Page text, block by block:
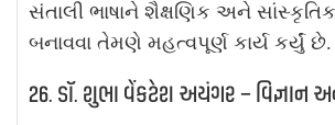
સંતાલી ભાષાને શૈક્ષણિક અને
બનાવવા તેમણે મહત્વપૂર્ણ કાર્ય કર્યું છે.
26. ડૉ. શુભા વેંકટેશ અયંગર – વિજ્ઞાન